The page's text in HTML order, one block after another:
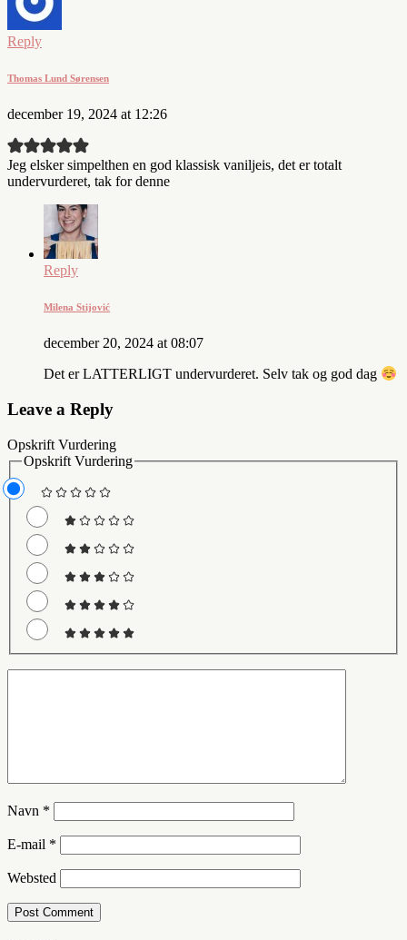
Reply
Thomas Lund Sørensen
december 19, 2024 at 12:26
Jeg elsker simpelthen en god klassisk vaniljeis, det er totalt
undervurderet, tak for denne
Reply
Milena Stijović
december 20, 2024 at 08:07
Det er LATTERLIGT undervurderet. Selv tak og god dag
Leave a Reply
Opskrift Vurdering
Opskrift Vurdering
Navn *
E-mail *
Websted